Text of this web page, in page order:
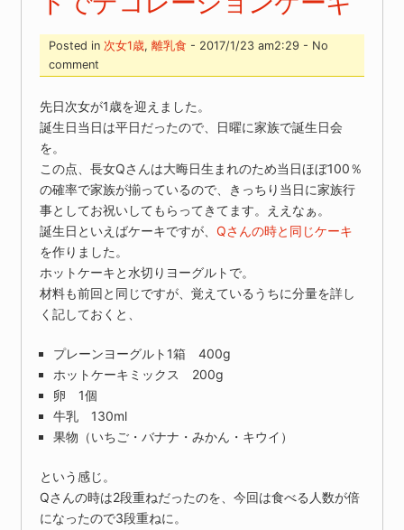
Posted in 次女1歳,離乳食 - 2017/1/23 am2:29 - No
comment
先日次女が1歳を迎えました。
誕生日当日は平日だったので、日曜に家族で誕生日会
を。
この点、長女Qさんは大晦日生まれのため当日ほぼ100％
の確率で家族が揃っているので、きっちり当日に家族行
事としてお祝いしてもらってきてます。ええなぁ。
誕生日といえばケーキですが、Qさんの時と同じケーキ
を作りました。
ホットケーキと水切りヨーグルトで。
材料も前回と同じですが、覚えているうちに分量を詳し
く記しておくと、
プレーンヨーグルト1箱 400g
ホットケーキミックス 200g
卵 1個
牛乳 130ml
果物（いちご・バナナ・みかん・キウイ）
という感じ。
Qさんの時は2段重ねだったのを、今回は食べる人数が倍
になったので3段重ねに。